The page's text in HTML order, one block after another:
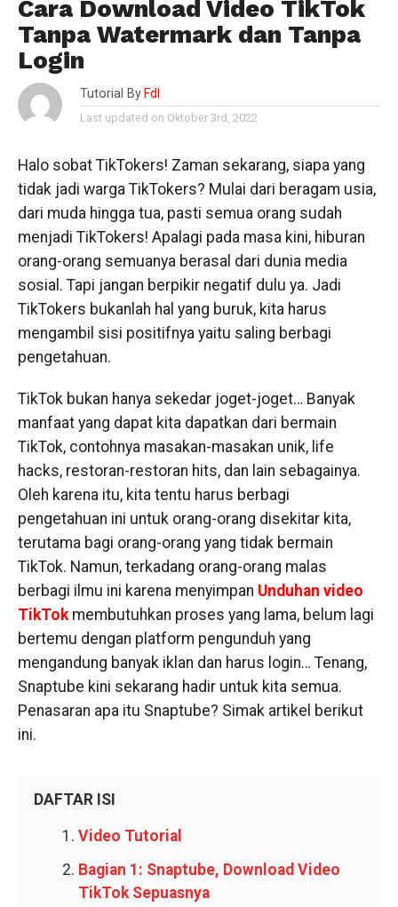
Cara Download Video TikTok
Tanpa Watermark dan Tanpa
Login
Tutorial By Fdl
Last updated on Oktober 3rd, 2022
Halo sobat TikTokers! Zaman sekarang, siapa yang
tidak jadi warga TikTokers? Mulai dari beragam usia,
dari muda hingga tua, pasti semua orang sudah
menjadi TikTokers! Apalagi pada masa kini, hiburan
orang-orang semuanya berasal dari dunia media
sosial. Tapi jangan berpikir negatif dulu ya. Jadi
TikTokers bukanlah hal yang buruk, kita harus
mengambil sisi positifnya yaitu saling berbagi
pengetahuan.
TikTok bukan hanya sekedar joget-joget… Banyak
manfaat yang dapat kita dapatkan dari bermain
TikTok, contohnya masakan-masakan unik, life
hacks, restoran-restoran hits, dan lain sebagainya.
Oleh karena itu, kita tentu harus berbagi
pengetahuan ini untuk orang-orang disekitar kita,
terutama bagi orang-orang yang tidak bermain
TikTok. Namun, terkadang orang-orang malas
berbagi ilmu ini karena menyimpan Unduhan video
TikTokmembutuhkan proses yang lama, belum lagi
bertemu dengan platform pengunduh yang
mengandung banyak iklan dan harus login… Tenang,
Snaptube kini sekarang hadir untuk kita semua.
Penasaran apa itu Snaptube? Simak artikel berikut
ini.
DAFTAR ISI
Video Tutorial
Bagian 1: Snaptube, Download Video
TikTok Sepuasnya